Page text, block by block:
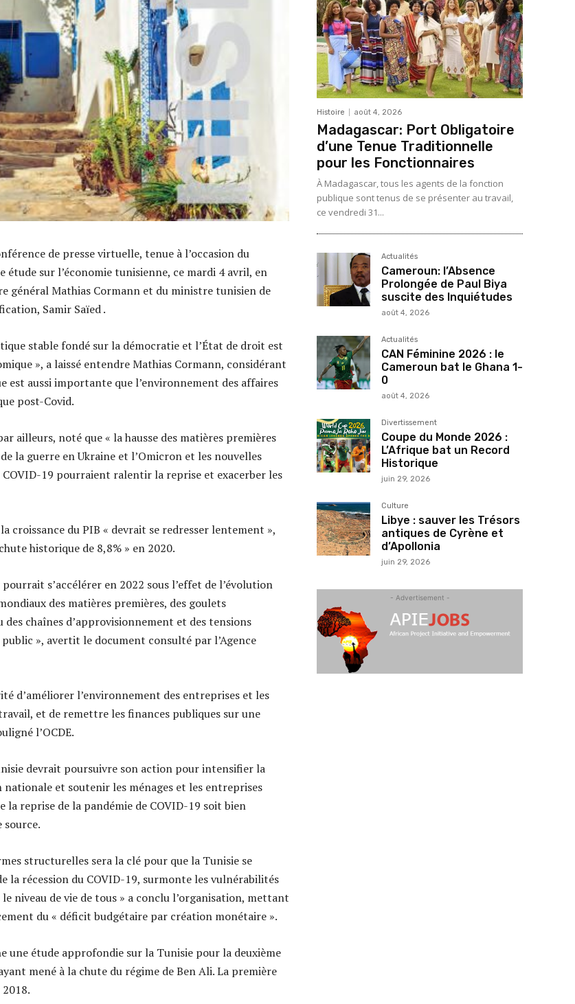
de presse virtuelle, tenue à l’occasion du
étude sur l’économie tunisienne, ce mardi 4 avril, en
général Mathias Cormann et du ministre tunisien de
Samir Saïed .
stable fondé sur la démocratie et l’État de droit est
», a laissé entendre Mathias Cormann, considérant
est aussi importante que l’environnement des affaires
post-Covid.
ailleurs, noté que « la hausse des matières premières
la guerre en Ukraine et l’Omicron et les nouvelles
19 pourraient ralentir la reprise et exacerber les
la croissance du PIB « devrait se redresser lentement »,
historique de 8,8% » en 2020.
s’accélérer en 2022 sous l’effet de l’évolution
des matières premières, des goulets
des chaînes d’approvisionnement et des tensions
», avertit le document consulté par l’Agence
d’améliorer l’environnement des entreprises et les
et de remettre les finances publiques sur une
l’OCDE.
devrait poursuivre son action pour intensifier la
nationale et soutenir les ménages et les entreprises
la reprise de la pandémie de COVID-19 soit bien
source.
structurelles sera la clé pour que la Tunisie se
la récession du COVID-19, surmonte les vulnérabilités
niveau de vie de tous » a conclu l’organisation, mettant
du « déficit budgétaire par création monétaire ».
une étude approfondie sur la Tunisie pour la deuxième
mené à la chute du régime de Ben Ali. La première
Histoire août 4, 2026
Madagascar: Port Obligatoire
d’une Tenue Traditionnelle
pour les Fonctionnaires
À Madagascar, tous les agents de la fonction
publique sont tenus de se présenter au travail,
ce vendredi 31...
Actualités
Cameroun: l’Absence
Prolongée de Paul Biya
suscite des Inquiétudes
août 4, 2026
Actualités
CAN Féminine 2026 : le
Cameroun bat le Ghana 1-
0
août 4, 2026
Divertissement
Coupe du Monde 2026 :
L’Afrique bat un Record
Historique
juin 29, 2026
Culture
Libye : sauver les Trésors
antiques de Cyrène et
d’Apollonia
juin 29, 2026
- Advertisement -